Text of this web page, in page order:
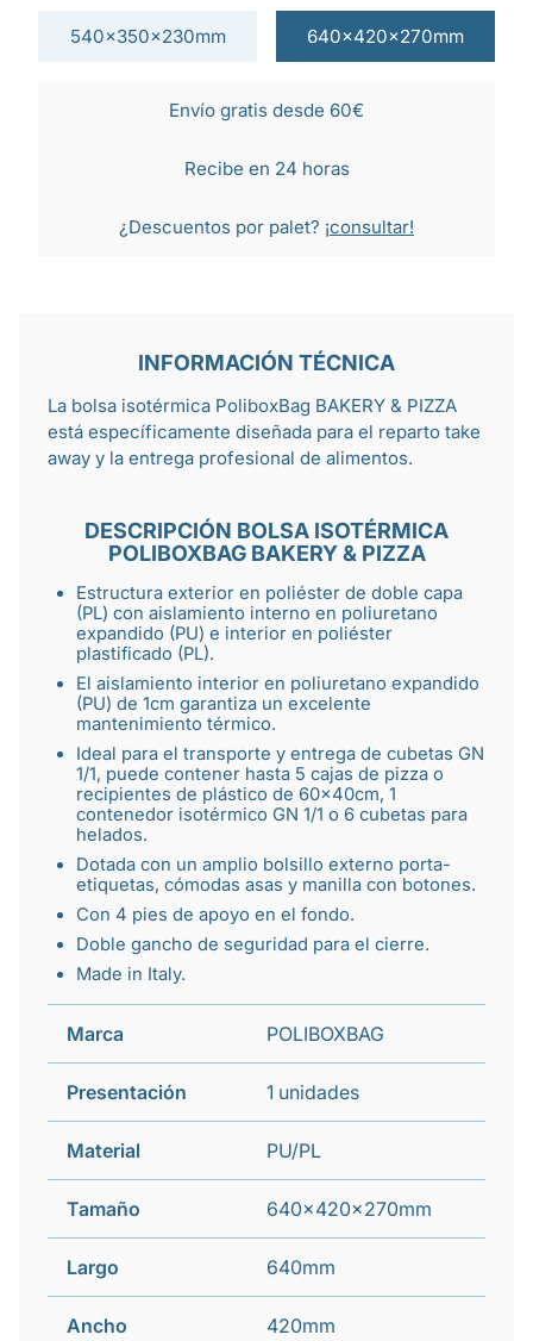
540x350x230mm 640x420x270mm
Envío gratis desde 60€
Recibe en 24 horas
¿Descuentos por palet? ¡consultar!
INFORMACIÓN TÉCNICA
La bolsa isotérmica PoliboxBag BAKERY & PIZZA
está específicamente diseñada para el reparto take
away y la entrega profesional de alimentos.
DESCRIPCIÓN BOLSA ISOTÉRMICA
POLIBOXBAG BAKERY & PIZZA
Estructura exterior en poliéster de doble capa
(PL) con aislamiento interno en poliuretano
expandido (PU) e interior en poliéster
plastificado (PL).
El aislamiento interior en poliuretano expandido
(PU) de 1cm garantiza un excelente
mantenimiento térmico.
Ideal para el transporte y entrega de cubetas GN
1/1, puede contener hasta 5 cajas de pizza o
recipientes de plástico de 60×40cm, 1
contenedor isotérmico GN 1/1 o 6 cubetas para
helados.
Dotada con un amplio bolsillo externo porta-
etiquetas, cómodas asas y manilla con botones.
Con 4 pies de apoyo en el fondo.
Doble gancho de seguridad para el cierre.
Made in Italy.
Marca POLIBOXBAG
Presentación 1 unidades
Material PU/PL
Tamaño 640x420x270mm
Largo 640mm
Ancho 420mm